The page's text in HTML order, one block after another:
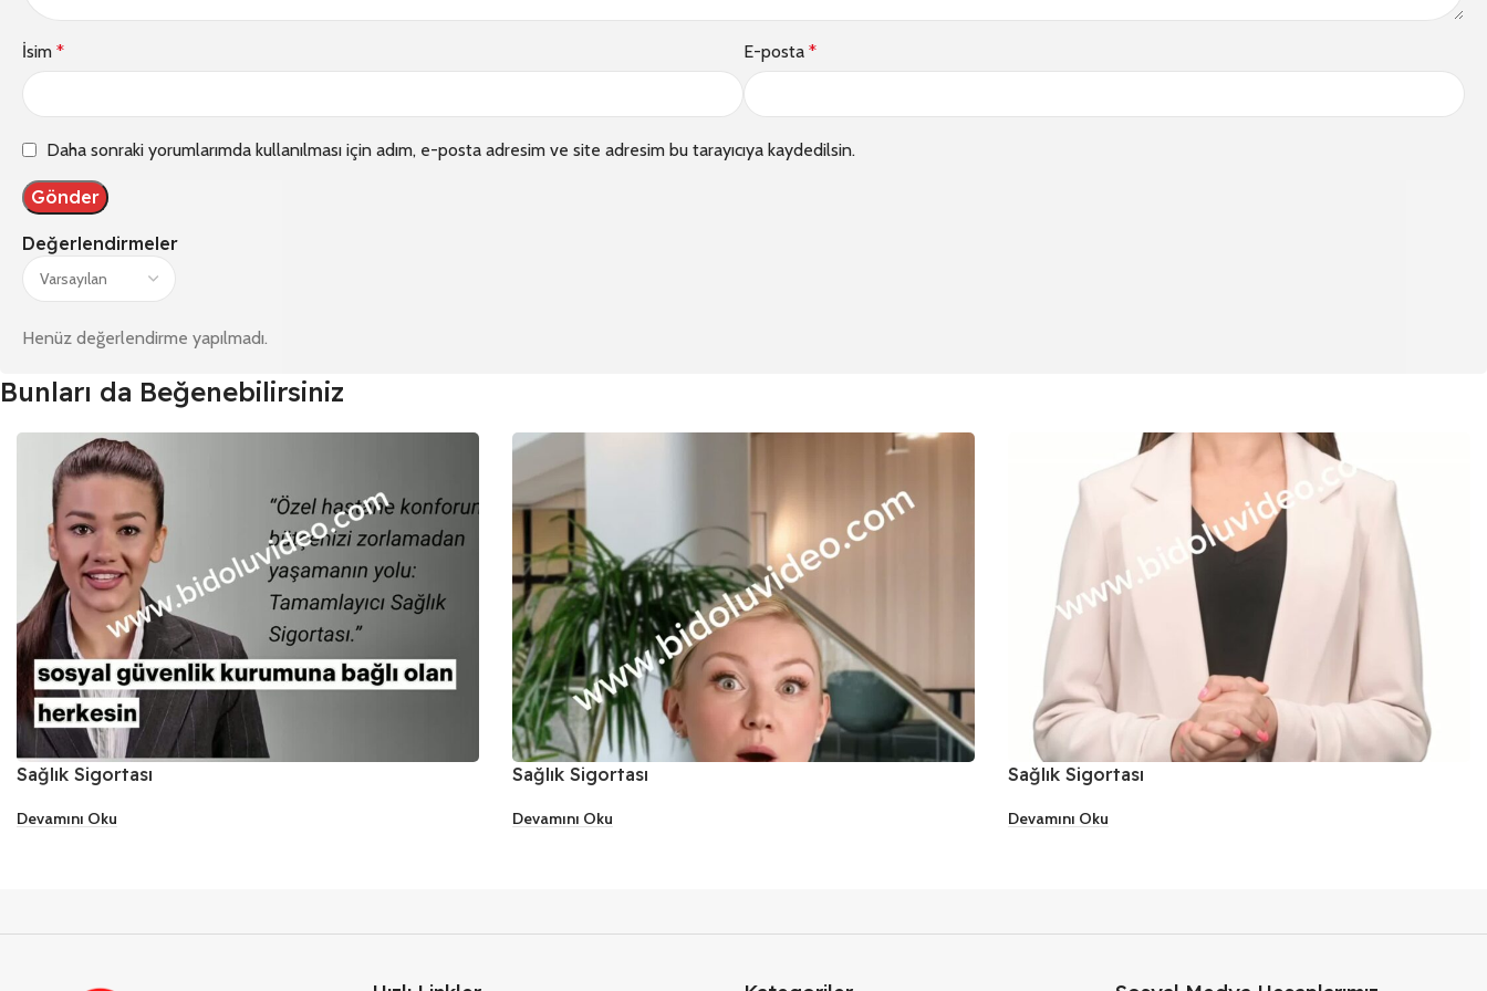
Değerlendirmeler
Henüz değerlendirme yapılmadı.
İsim * E-posta *
Daha sonraki yorumlarımda kullanılması için adım, e-posta adresim ve site adresim bu tarayıcıya kaydedilsin.
Bunları da Beğenebilirsiniz
Sağlık Sigortası
Devamını Oku
Sağlık Sigortası
Devamını Oku
Sağlık Sigortası
Devamını Oku